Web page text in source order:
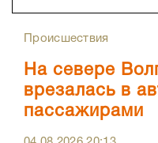
Происшествия
На севере
врезалась в
пассажирами